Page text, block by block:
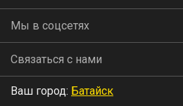
Мы в соцсетях
Связаться с нами
Ваш город: Батайск